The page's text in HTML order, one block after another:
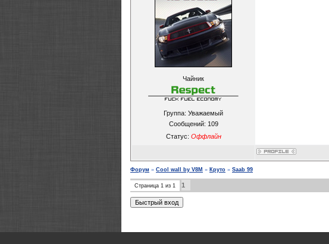
Чайник
Группа: Уважаемый
Сообщений: 109
Статус: Оффлайн
Форум » Cool wall by V8M » Круто » Saab 99
Страница 1 из 1 1